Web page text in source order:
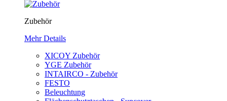
Zubehör
Mehr Details
XICOY Zubehör
YGE Zubehör
INTAIRCO - Zubehör
FESTO
Beleuchtung